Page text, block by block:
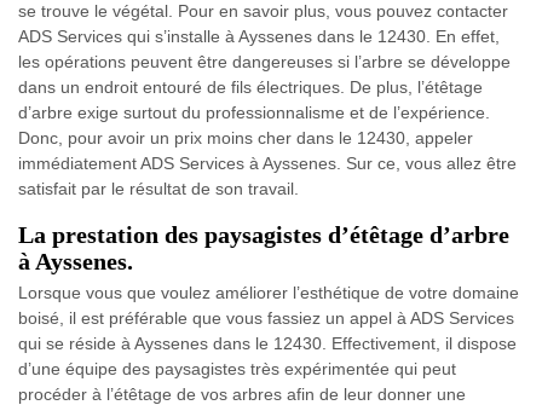
se trouve le végétal. Pour en savoir plus, vous pouvez contacter
ADS Services qui s’installe à Ayssenes dans le 12430. En effet,
les opérations peuvent être dangereuses si l’arbre se développe
dans un endroit entouré de fils électriques. De plus, l’étêtage
d’arbre exige surtout du professionnalisme et de l’expérience.
Donc, pour avoir un prix moins cher dans le 12430, appeler
immédiatement ADS Services à Ayssenes. Sur ce, vous allez être
satisfait par le résultat de son travail.
La prestation des paysagistes d’étêtage d’arbre
à Ayssenes.
Lorsque vous que voulez améliorer l’esthétique de votre domaine
boisé, il est préférable que vous fassiez un appel à ADS Services
qui se réside à Ayssenes dans le 12430. Effectivement, il dispose
d’une équipe des paysagistes très expérimentée qui peut
procéder à l’étêtage de vos arbres afin de leur donner une